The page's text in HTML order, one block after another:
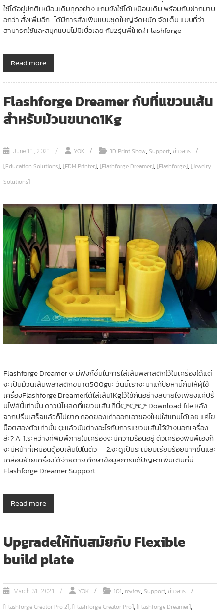
ใช้ได้อยู่ปกติเหมือนเดิมทุกอย่าง แถมยังใช้ได้เหมือนเดิม พร้อมกับฝากมาบ
อกว่า สั่งเพิ่มอีก ได้มีการสั่งเพิ่มแบบชุดใหญ่จัดหนัก จัดเต็ม แบบที่ว่า
สามารถใช้และสนุกแบบไม่มีเบื่อเลย กับ2รุ่นพี่ใหญ่ Flashforge
Read more
Flashforge Dreamer กับที่แขวนเส้น
สำหรับม้วนขนาด1Kg
June 11, 2021 YOK 3D Print Show,Support,ข่าวสาร
[Education Solutions],[FDM Printer],[Flashforge Dreamer],[Flashforge],[Jewelry
Solutions]
Flashforge Dreamer จะมีฟังก์ชั่นในการใส่เส้นพลาสติกไว้ในเครื่องได้แต่
จะเป็นม้วนเส้นพลาสติกขนาด500gนะ วันนี้เราจะมาแก้ปัยหานี้กันให้ผุ้ใช้
เครื่องFlashforge Dreamerได้ใส่เส้น1Kgไว้ใช้กันอย่างสบายใจเพียงแค่ปริ้
นไฟล์นี้เท่านั้น ดาวน์โหลดที่แขวนเส้น ที่นี่👉👉👉 Download file หลัง
จากปริ้นเสร็จแล้วก็ไม่ยาก ถอดของเก่าออกเอาของใหม่ใส่แทนได้เลย แค่ไข
น็อตสองตัวเท่านั้น Q:แล้วมันต่างอะไรกับการแขวนเส้นไว้ข้างนอกเครื่อง
ล่ะ? A: 1.ระหว่างที่พิมพ์ภายในเครื่องจะมีความร้อนอยู่ ตัวเครื่องพิมพ์เองก็
จะมีหน้าที่เหมือนตู้อบเส้นไปในตัว 2.จะดูเป็นระเบียบเรียบร้อยมากขึ้นและ
เคลื่อนย้ายเครื่องได้ง่ายดาย ศึกษาข้อมูลการแก้ปัญหาเพิ่มเติมที่นี่
Flashforge Dreamer Support
Read more
Upgradeให้ทันสมัยกับ Flexible
build plate
March 31, 2021 YOK 101, review,Support,ข่าวสาร
[Flashforge Creator Pro 2],[Flashforge Creator Pro],[Flashforge Dreamer],